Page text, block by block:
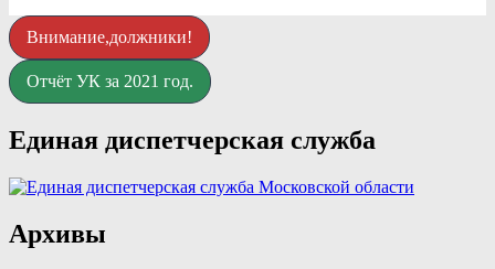
Внимание,должники!
Отчёт УК за 2021 год.
Единая диспетчерская служба
Архивы